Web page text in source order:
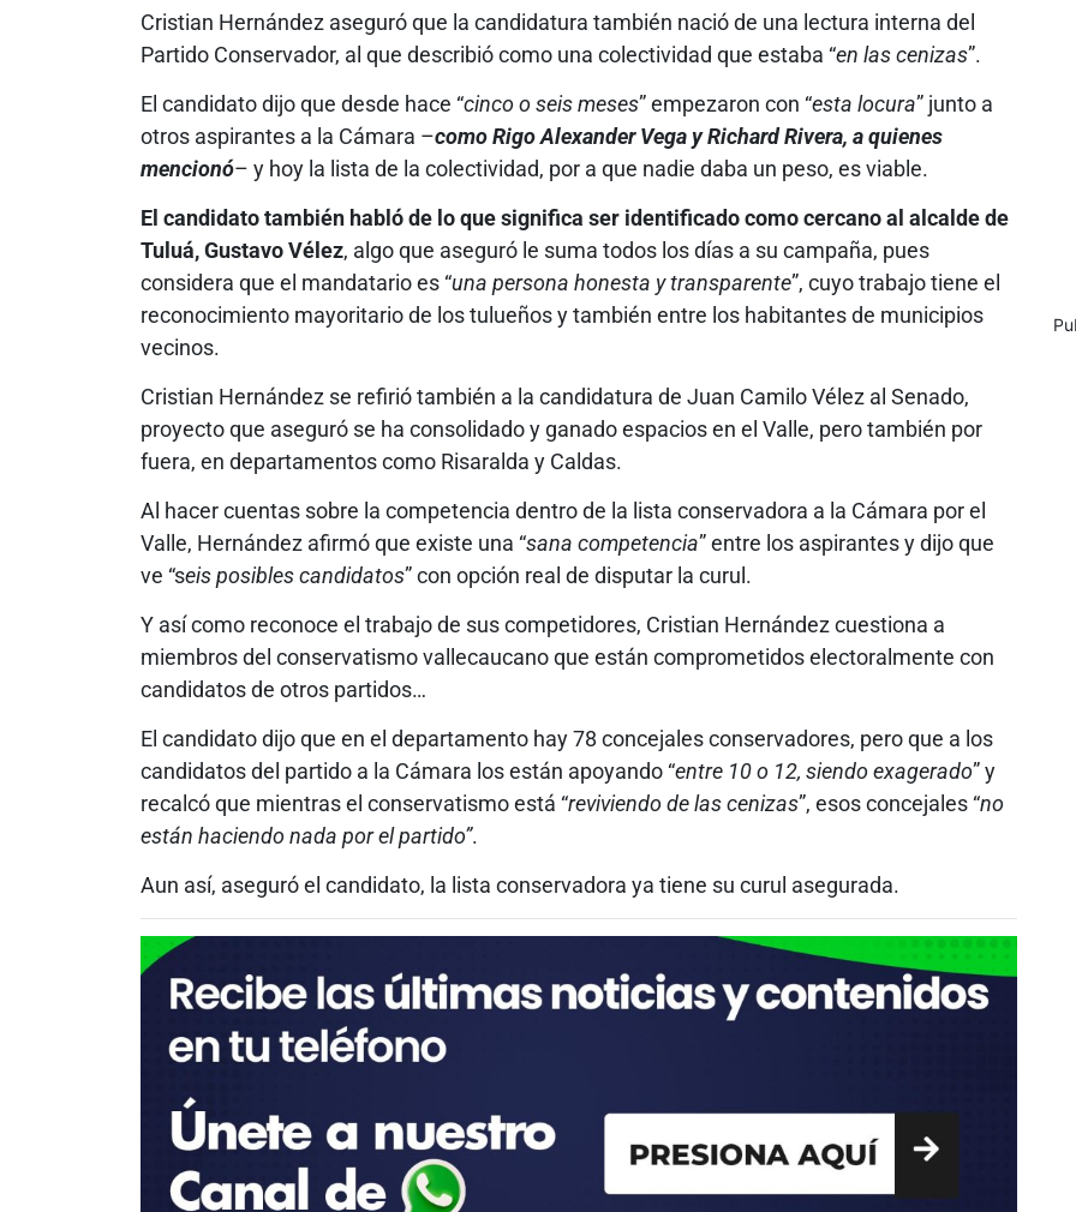
Cristian Hernández aseguró que la candidatura también nació de una lectura interna del
Partido Conservador, al que describió como una colectividad que estaba “en las cenizas”.
El candidato dijo que desde hace “cinco o seis meses” empezaron con “esta locura” junto a
otros aspirantes a la Cámara –como Rigo Alexander Vega y Richard Rivera, a quienes
mencionó– y hoy la lista de la colectividad, por a que nadie daba un peso, es viable.
El candidato también habló de lo que significa ser identificado como cercano al alcalde de
Tuluá, Gustavo Vélez, algo que aseguró le suma todos los días a su campaña, pues
considera que el mandatario es “una persona honesta y transparente”, cuyo trabajo tiene el
reconocimiento mayoritario de los tulueños y también entre los habitantes de municipios
vecinos.
Cristian Hernández se refirió también a la candidatura de Juan Camilo Vélez al Senado,
proyecto que aseguró se ha consolidado y ganado espacios en el Valle, pero también por
fuera, en departamentos como Risaralda y Caldas.
Al hacer cuentas sobre la competencia dentro de la lista conservadora a la Cámara por el
Valle, Hernández afirmó que existe una “sana competencia” entre los aspirantes y dijo que
ve “seis posibles candidatos” con opción real de disputar la curul.
Y así como reconoce el trabajo de sus competidores, Cristian Hernández cuestiona a
miembros del conservatismo vallecaucano que están comprometidos electoralmente con
candidatos de otros partidos…
El candidato dijo que en el departamento hay 78 concejales conservadores, pero que a los
candidatos del partido a la Cámara los están apoyando “entre 10 o 12, siendo exagerado” y
recalcó que mientras el conservatismo está “reviviendo de las cenizas”, esos concejales “no
están haciendo nada por el partido”.
Aun así, aseguró el candidato, la lista conservadora ya tiene su curul asegurada.